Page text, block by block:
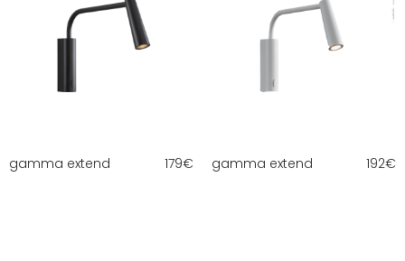
gamma extend 179€ gamma extend 192€